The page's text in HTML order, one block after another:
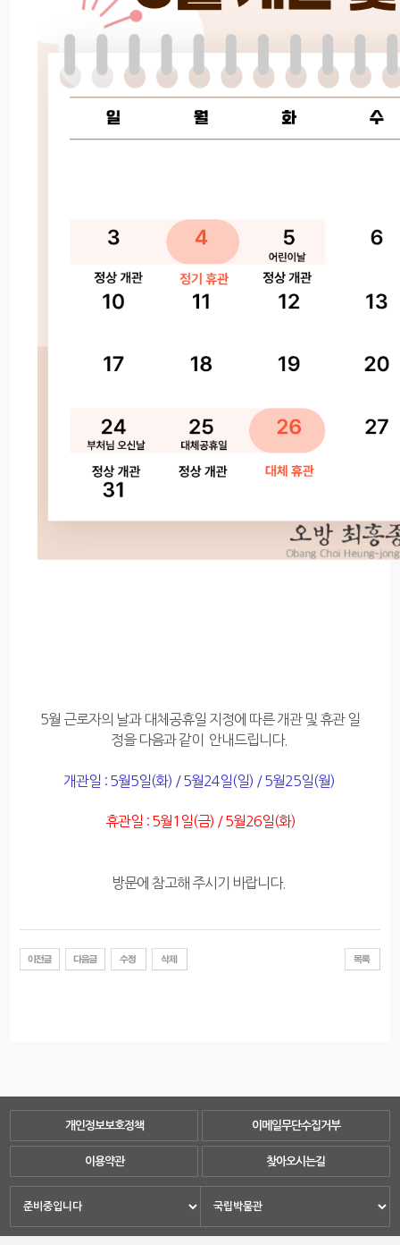
5월 근로자의 날과 대체공휴일 지정에 따른 개관 및 휴관 일
정을 다음과 같이 안내드립니다.
개관일 : 5월5일(화) / 5월24일(일) / 5월25일(월)
휴관일 : 5월1일(금) / 5월26일(화)
방문에 참고해 주시기 바랍니다.
개인정보보호정책 이메일무단수집거부
이용약관 찾아오시는길